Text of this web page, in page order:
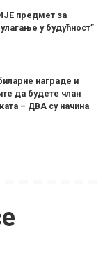
предмет за
у будућност”
награде и
да будете члан
– ДВА су начина